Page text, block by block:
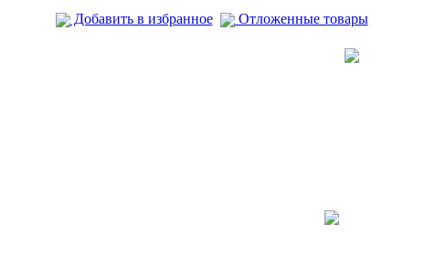
Добавить в избранное Отложенные товары